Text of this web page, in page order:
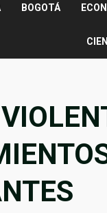
BOGOTÁ